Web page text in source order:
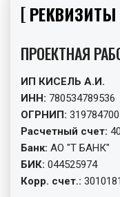
ПРОЕКТНАЯ
ИП КИСЕЛЬ А.И.
ИНН: 780534789536
ОГРНИП:
Расчетный счет:
Банк: АО "Т БАНК"
БИК: 044525974
Корр. счет.: